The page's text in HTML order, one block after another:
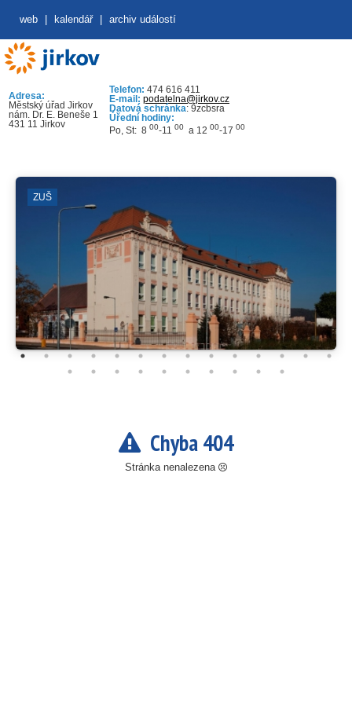
web kalendář archiv událostí
Adresa:
Městský úřad Jirkov
nám. Dr. E. Beneše 1
431 11 Jirkov
Telefon: 474 616 411
E-mail: podatelna@jirkov.cz
Datová schránka: 9zcbsra
Úřední hodiny:
Po, St: 8 00-11 00 a 12 00-17 00
ZUŠ
Chyba 404
Stránka nenalezena